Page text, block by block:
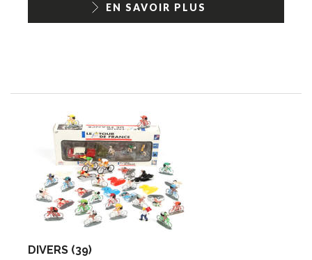
EN SAVOIR PLUS
DIVERS (39)